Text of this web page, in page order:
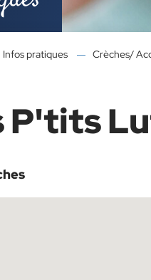
Infos pratiques Crèches/
P'tits